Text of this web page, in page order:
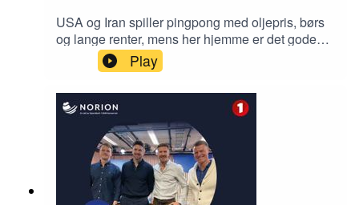
JAE (KPI justert for avgiftsendringer og energi).
USA og Iran spiller pingpong med oljepris, børs
og lange renter, mens her hjemme er det gode
lønnsoppgjør, høy innenlandsk inflasjon og lav
produktivitetsvekst. Podcastvert Jan Håvard
Valstad diskuterer med Sjeføkonom Elisabeth
Holvik i SpareBank 1 hvordan krigen i Iran setter
rammebetingelser fremover, men samtidig hva
Norge kan og bør gjøre for å sette oss selv i en
mer konkurransedyktig posisjon.
Play